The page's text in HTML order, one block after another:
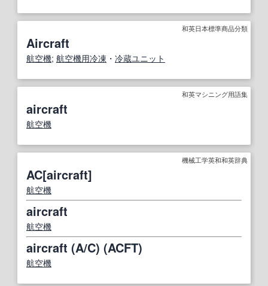
和英日本標準商品分類
Aircraft
航空機; 航空機用冷凍 ・ 冷蔵ユニット
和英マシニング用語集
aircraft
航空機
機械工学英和和英辞典
AC[aircraft]
航空機
aircraft
航空機
aircraft (A/C) (ACFT)
航空機